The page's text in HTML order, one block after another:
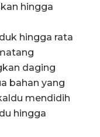
hingga
hingga rata
daging
bahan yang
mendidih
hingga